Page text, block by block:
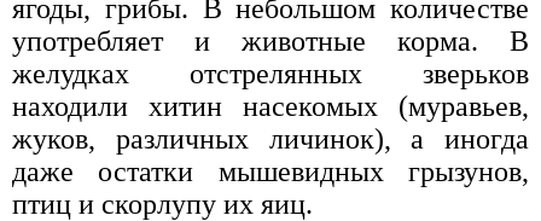
ягоды, грибы. В небольшом количестве
употребляет и животные корма. В
желудках отстрелянных зверьков
находили хитин насекомых (муравьев,
жуков, различных личинок), а иногда
даже остатки мышевидных грызунов,
птиц и скорлупу их яиц.